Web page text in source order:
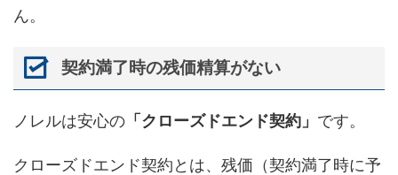
ん。
契約満了時の残価精算がない
ノレルは安心の 「クローズドエンド契約」 です。
クローズドエンド契約とは、残価（契約満了時に予